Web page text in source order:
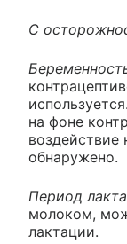
С
на фоне
воздействие
обнаружено.
Период
молоком,
лактации.